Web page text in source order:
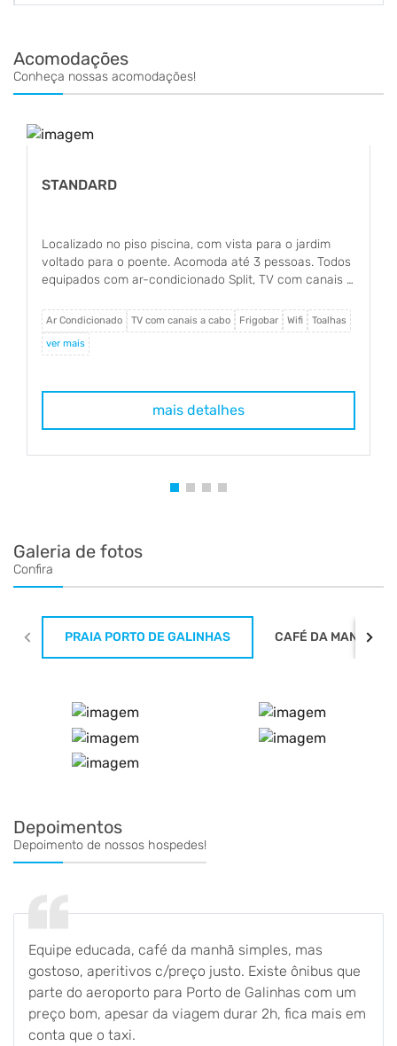
Acomodações
Conheça nossas acomodações!
piscina, com vista para o jardim
Acomoda até 3 pessoas. Todos
ar-condicionado Split, TV com canais a
TV com canais a cabo Frigobar Wifi Toalhas
Luxos são
bicama (cama
condicionado Split,
Ar Condicionado
Galeria de fotos
Confira
PRAIA PORTO DE GALINHAS CAFÉ DA MANHÃ
Depoimentos
Depoimento de nossos hospedes!
Equipe educada, café da manhã simples, mas
gostoso, aperitivos c/preço justo. Existe ônibus que
parte do aeroporto para Porto de Galinhas com um
preço bom, apesar da viagem durar 2h, fica mais em
conta que o taxi.